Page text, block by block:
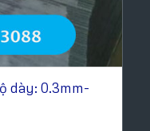
dày: 0.3mm-